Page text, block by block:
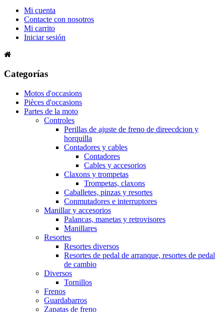
Mi cuenta
Contacte con nosotros
Mi carrito
Iniciar sesión
Categorías
Motos d'occasions
Pièces d'occasions
Partes de la moto
Controles
Perillas de ajuste de freno de direecdcion y
horquilla
Contadores y cables
Contadores
Cables y accesorios
Claxons y trompetas
Trompetas, claxons
Caballetes, pinzas y resortes
Conmutadores e interruptores
Manillar y accesorios
Palancas, manetas y retrovisores
Manillares
Resortes
Resortes diversos
Resortes de pedal de arranque, resortes de pedal
de cambio
Diversos
Tornillos
Frenos
Guardabarros
Zapatas de freno